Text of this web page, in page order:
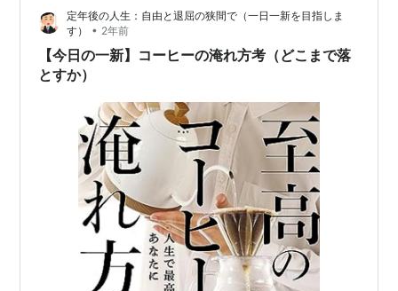
プが好きなんだけど、ウチのフランス人はフレンチプレ
ス派。まぁ簡単で早いからいいかとい…
定年後の人生：自由と退屈の狭間で（一日一新を目指しま
す）
• 2年前
【今日の一新】コーヒーの淹れ方考（どこまで落
とすか）